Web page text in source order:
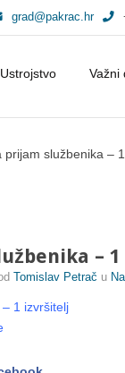
grad@pakrac.hr
Ustrojstvo Važni
prijam službenika –
–
Tomislav Petrač u
1 izvršitelj